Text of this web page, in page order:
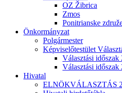
OZ Žibrica
Zmos
Ponitrianske
Önkormányzat
Polgármester
Képviselőtestület
Választási
Választási
Hivatal
ELNÖKVÁLASZTÁS